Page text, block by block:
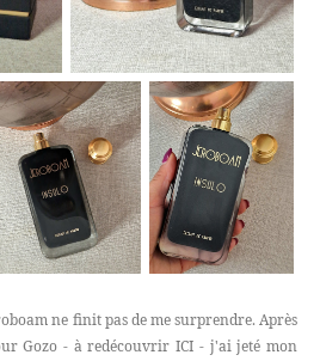
ne finit pas de me surprendre. Après
Gozo - à redécouvrir ICI - j'ai jeté mon